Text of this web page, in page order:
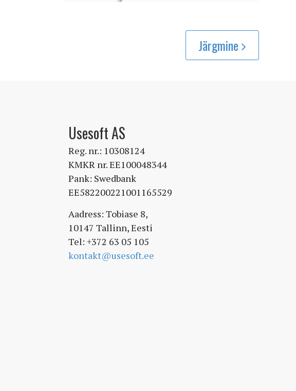
Järgmine
Usesoft AS
Reg. nr.: 10308124
KMKR nr. EE100048344
Pank: Swedbank
EE582200221001165529
Aadress: Tobiase 8,
10147 Tallinn, Eesti
Tel: +372 63 05 105
kontakt@usesoft.ee